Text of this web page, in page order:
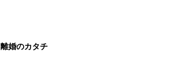
離婚のカタチ